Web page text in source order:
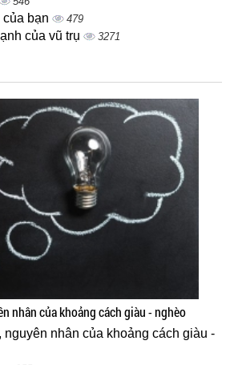
bạn 479
của vũ trụ 3271
nhân của khoảng cách giàu - nghèo
nhân của khoảng cách giàu -